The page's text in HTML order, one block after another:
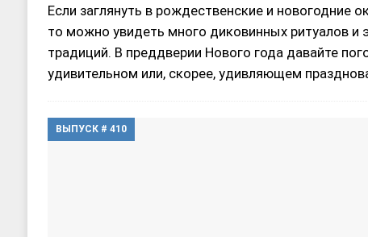
Если заглянуть в рождественские и новогодние
то можно увидеть много диковинных ритуалов и
традиций. В преддверии Нового года давайте
удивительном или, скорее, удивляющем
ВЫПУСК # 410